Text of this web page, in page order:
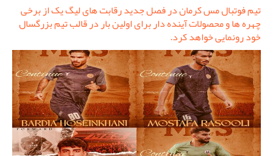
تیم فوتبال مس کرمان در فصل جدید رقابت های لیگ یک از برخی
چهره ها و محصولات آینده دار برای اولین بار در قالب تیم بزرگسال
خود رونمایی خواهد کرد.